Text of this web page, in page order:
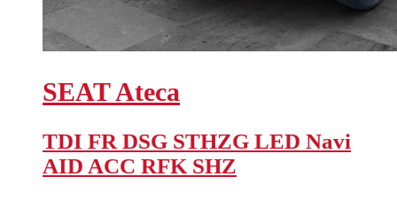
SEATAteca
TDI FR DSG STHZG LED Navi
AID ACC RFK SHZ